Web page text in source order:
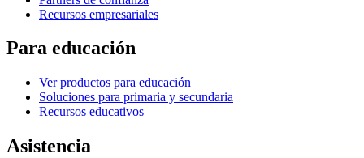
Recursos empresariales
Para educación
Ver productos para educación
Soluciones para primaria y secundaria
Recursos educativos
Asistencia